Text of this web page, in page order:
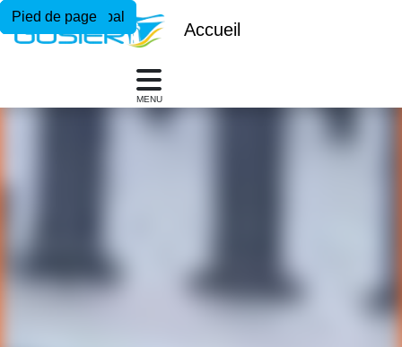
Menu principal
Contenu principal
Pied de page
Accueil
MENU